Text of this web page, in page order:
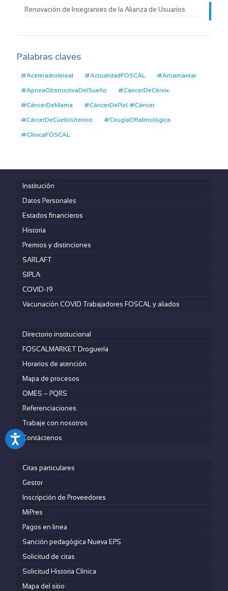
Renovación de Integrantes de la Alianza de Usuarios
Palabras claves
#Aceleradorlineal #ActualidadFOSCAL #Amamantar
#ApneaObstructivaDelSueño #CáncerDeCérvix
#CáncerDeMama #CáncerDePiel #Cáncer
#CárcerDeCuelloUterino #CirugíaOftalmológica
#ClínicaFOSCAL
Institución
Datos Personales
Estados financieros
Historia
Premios y distinciones
SARLAFT
SIPLA
COVID-19
Vacunación COVID Trabajadores FOSCAL y aliados
Directorio institucional
FOSCALMARKET Droguería
Horarios de atención
Mapa de procesos
OMES – PQRS
Referenciaciones
Trabaje con nosotros
Contáctenos
Citas particulares
Gestor
Inscripción de Proveedores
MiPres
Pagos en linea
Sanción pedagógica Nueva EPS
Solicitud de citas
Solicitud Historia Clínica
Mapa del sitio